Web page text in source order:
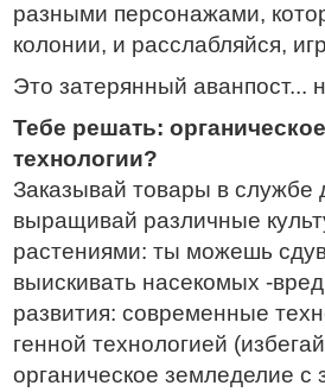
разными персонажами,
колонии, и расслабляйся,
Это затерянный аванпост...
Тебе решать:
технологии?
Заказывай товары в службе
выращивай различные
растениями: ты можешь
выискивать насекомых -
развития: современные
генной технологией
органическое земледелие